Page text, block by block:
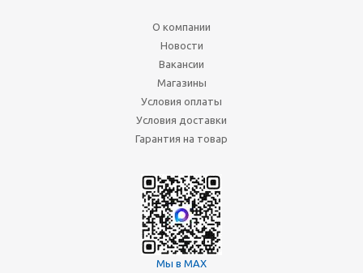
О компании
Новости
Вакансии
Магазины
Условия оплаты
Условия доставки
Гарантия на товар
Мы в MAX